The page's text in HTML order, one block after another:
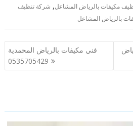
مكيفات بالرياض المشاعل, شركة تنظيف
بالرياض المشاعل
فني مكيفات بالرياض المحمدية
0535705429